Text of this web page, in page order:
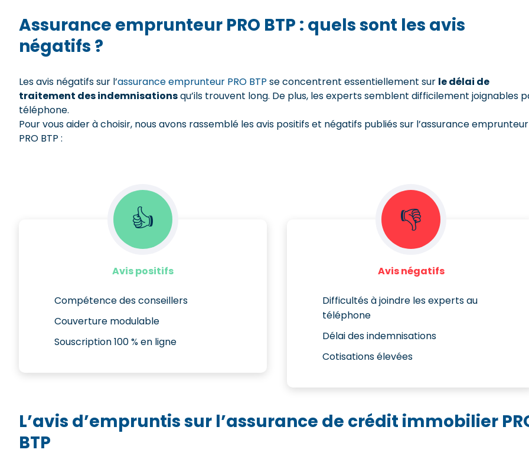
Assurance emprunteur PRO BTP : quels sont les avis
négatifs ?
Les avis négatifs sur l’assurance emprunteur PRO BTP se concentrent essentiellement sur le délai de
traitement des indemnisationsqu’ils trouvent long. De plus, les experts semblent difficilement joignables
téléphone.
Pour vous aider à choisir, nous avons rassemblé les avis positifs et négatifs publiés sur l’assurance emprunteur
PRO BTP :
👍
Avis positifs
Compétence des conseillers
Couverture modulable
Souscription 100 % en ligne
👎
Avis négatifs
Difficultés à joindre les experts au
téléphone
Délai des indemnisations
Cotisations élevées
L’avis d’empruntis sur l’assurance de crédit immobilier
BTP